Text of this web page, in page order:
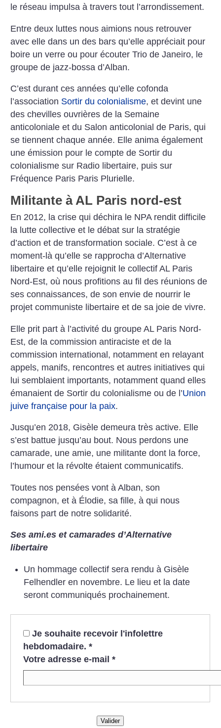
le réseau impulsa à travers tout l’arrondissement.
Entre deux luttes nous aimions nous retrouver
avec elle dans un des bars qu’elle appréciait pour
boire un verre ou pour écouter Trio de Janeiro, le
groupe de jazz-bossa d’Alban.
C’est durant ces années qu’elle cofonda
l’association Sortir du colonialisme, et devint une
des chevilles ouvrières de la Semaine
anticoloniale et du Salon anticolonial de Paris, qui
se tiennent chaque année. Elle anima également
une émission pour le compte de Sortir du
colonialisme sur Radio libertaire, puis sur
Fréquence Paris Paris Plurielle.
Militante à AL Paris nord-est
En 2012, la crise qui déchira le NPA rendit difficile
la lutte collective et le débat sur la stratégie
d’action et de transformation sociale. C’est à ce
moment-là qu’elle se rapprocha d’Alternative
libertaire et qu’elle rejoignit le collectif AL Paris
Nord-Est, où nous profitions au fil des réunions de
ses connaissances, de son envie de nourrir le
projet communiste libertaire et de sa joie de vivre.
Elle prit part à l’activité du groupe AL Paris Nord-
Est, de la commission antiraciste et de la
commission international, notamment en relayant
appels, manifs, rencontres et autres initiatives qui
lui semblaient importants, notamment quand elles
émanaient de Sortir du colonialisme ou de l’Union
juive française pour la paix.
Jusqu’en 2018, Gisèle demeura très active. Elle
s’est battue jusqu’au bout. Nous perdons une
camarade, une amie, une militante dont la force,
l’humour et la révolte étaient communicatifs.
Toutes nos pensées vont à Alban, son
compagnon, et à Élodie, sa fille, à qui nous
faisons part de notre solidarité.
Ses ami.es et camarades d’Alternative
libertaire
Un hommage collectif sera rendu à Gisèle
Felhendler en novembre. Le lieu et la date
seront communiqués prochainement.
Je souhaite recevoir l'infolettre
hebdomadaire. *
Votre adresse e-mail *
Valider